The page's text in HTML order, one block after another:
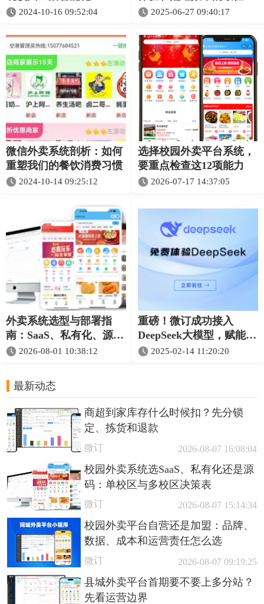
2024-10-16 09:52:04
略 2025-06-27 09:40:17
微信外卖系统剖析：如何
重塑我们的餐饮消费习惯
2024-10-14 09:25:12
选择校园外卖平台系统，
要重点检查这12项能力
2026-07-17 14:37:05
外卖系统选型与部署指
南：SaaS、私有化、源码
和定制怎么选
2026-08-01 10:38:12
重磅！微订成功接入
DeepSeek大模型，赋能平
台智能化升级
2025-02-14 11:20:20
最新动态
商超到家库存什么时候扣？先分锁
定、拣货和退款
微订 2026-08-07 16:08:04
校园外卖系统选SaaS、私有化还是源
码：单校区与多校区决策表
微订 2026-08-07 15:14:34
校园外卖平台自营还是加盟：品牌、
数据、成本和运营责任怎么选
微订 2026-08-07 09:19:25
县城外卖平台首期要不要上多分站？
先看运营边界